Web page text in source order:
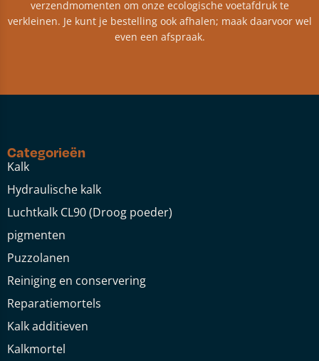
verzendmomenten om onze ecologische voetafdruk te
verkleinen. Je kunt je bestelling ook afhalen; maak daarvoor wel
even een afspraak.
Categorieën
Kalk
Hydraulische kalk
Luchtkalk CL90 (Droog poeder)
pigmenten
Puzzolanen
Reiniging en conservering
Reparatiemortels
Kalk additieven
Kalkmortel